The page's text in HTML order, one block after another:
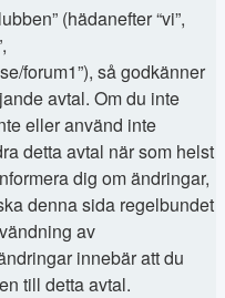
(hädanefter “vi”,
forum1”), så godkänner
avtal. Om du inte
eller använd inte
detta avtal när som helst
dig om ändringar,
denna sida regelbundet
av
innebär att du
till detta avtal.